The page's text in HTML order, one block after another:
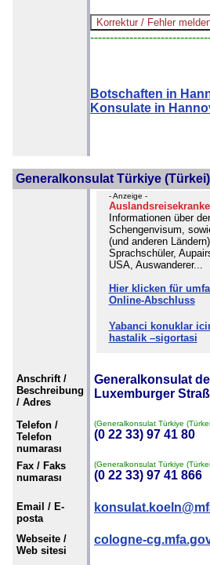
Botschaften in
Konsulate in
Generalkonsulat Türkiye
- Anzeige -
Informationen über
Schengenvisum,
(und anderen
Sprachschüler,
USA, Auswanderer...
Hier klicken für
Online-Abschluss
Yabanci konuklar
hastalik –sigortasi
Anschrift /
Beschreibung
/ Adres
Generalkonsulat
Luxemburger
Telefon /
Telefon
numarası
(Generalkonsulat Türkiye
(0 22 33) 97 41 80
Fax / Faks
numarası
(Generalkonsulat Türkiye
(0 22 33) 97 41 866
Email / E-
posta
Webseite /
Web sitesi
cologne-